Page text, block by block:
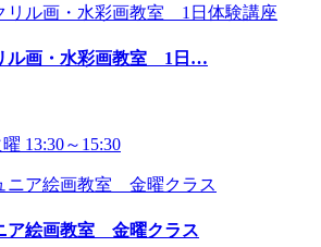
ル画・水彩画教室 1日 …
13:30～15:30
ア絵画教室 金曜クラス